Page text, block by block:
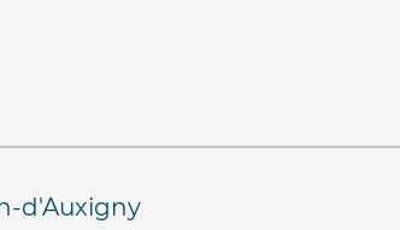
d'Auxigny